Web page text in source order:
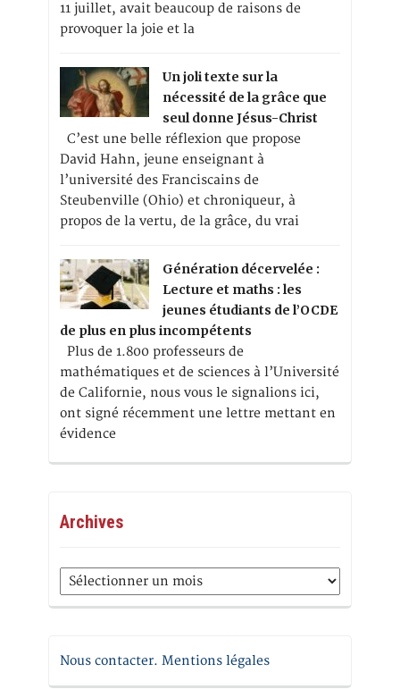
11 juillet, avait beaucoup de raisons de
provoquer la joie et la
Un joli texte sur la
nécessité de la grâce que
seul donne Jésus-Christ
C’est une belle réflexion que propose
David Hahn, jeune enseignant à
l’université des Franciscains de
Steubenville (Ohio) et chroniqueur, à
propos de la vertu, de la grâce, du vrai
Génération décervelée :
Lecture et maths : les
jeunes étudiants de l’OCDE
de plus en plus incompétents
Plus de 1.800 professeurs de
mathématiques et de sciences à l’Université
de Californie, nous vous le signalions ici,
ont signé récemment une lettre mettant en
évidence
Archives
Archives
Nous contacter. Mentions légales